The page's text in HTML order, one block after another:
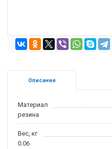
Описание
Материал
резина
Вес, кг
0.06